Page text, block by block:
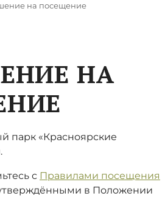
на посещение
НА
парк «Красноярские
с Правилами посещения
в Положении